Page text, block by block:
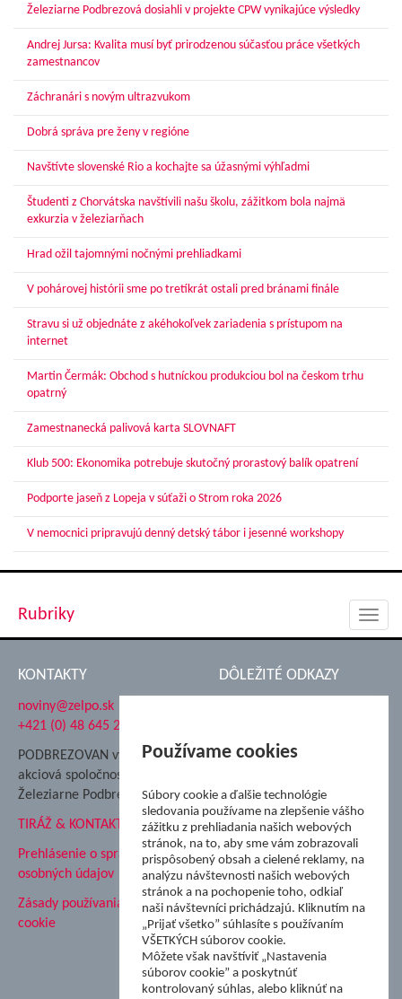
Železiarne Podbrezová dosiahli v projekte CPW vynikajúce výsledky
Andrej Jursa: Kvalita musí byť prirodzenou súčasťou práce všetkých
zamestnancov
Záchranári s novým ultrazvukom
Dobrá správa pre ženy v regióne
Navštívte slovenské Rio a kochajte sa úžasnými výhľadmi
Študenti z Chorvátska navštívili našu školu, zážitkom bola najmä
exkurzia v železiarňach
Hrad ožil tajomnými nočnými prehliadkami
V pohárovej histórii sme po tretíkrát ostali pred bránami finále
Stravu si už objednáte z akéhokoľvek zariadenia s prístupom na
internet
Martin Čermák: Obchod s hutníckou produkciou bol na českom trhu
opatrný
Zamestnanecká palivová karta SLOVNAFT
Klub 500: Ekonomika potrebuje skutočný prorastový balík opatrení
Podporte jaseň z Lopeja v súťaži o Strom roka 2026
V nemocnici pripravujú denný detský tábor i jesenné workshopy
Rubriky
KONTAKTY
noviny@zelpo.sk
+421 (0) 48 645 2711
PODBREZOVAN vydáva
akciová spoločnosť
Železiarne Podbrezová
TIRÁŽ & KONTAKT
Prehlásenie o spracovaní
osobných údajov
Zásady používania súborov
cookie
DÔLEŽITÉ ODKAZY
Nadácia Železiarne
ŽP Informatika s.r.o.
ŠK Železiarne Podbrezová
Tále a.s.
Používame cookies
Súbory cookie a ďalšie technológie
sledovania používame na zlepšenie vášho
zážitku z prehliadania našich webových
stránok, na to, aby sme vám zobrazovali
prispôsobený obsah a cielené reklamy, na
analýzu návštevnosti našich webových
stránok a na pochopenie toho, odkiaľ
naši návštevníci prichádzajú. Kliknutím na
„Prijať všetko” súhlasíte s používaním
VŠETKÝCH súborov cookie.
Môžete však navštíviť „Nastavenia
súborov cookie” a poskytnúť
kontrolovaný súhlas, alebo kliknúť na